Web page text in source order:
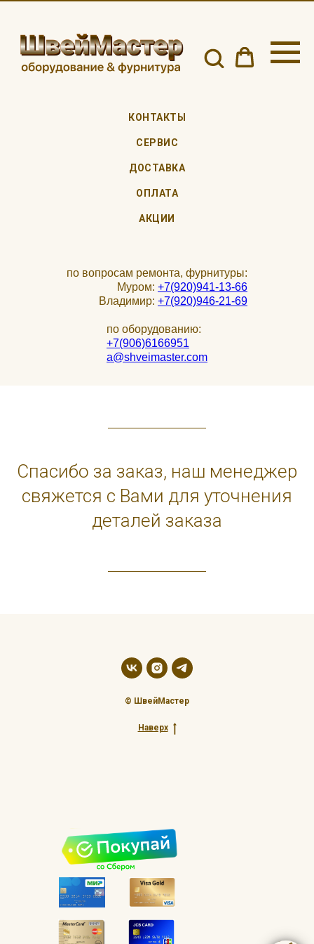
КОНТАКТЫ
СЕРВИС
ДОСТАВКА
ОПЛАТА
АКЦИИ
по вопросам ремонта, фурнитуры:
Муром: +7(920)941-13-66
Владимир: +7(920)946-21-69
по оборудованию:
+7(906)6166951
a@shveimaster.com
Спасибо за заказ, наш менеджер
свяжется с Вами для уточнения
деталей заказа
© ШвейМастер
Наверх